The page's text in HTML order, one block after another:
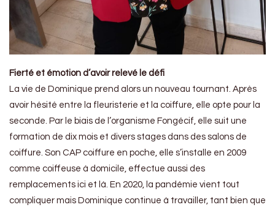
Fierté et émotion d’avoir relevé le défi
La vie de Dominique prend alors un nouveau tournant. Après
avoir hésité entre la fleuristerie et la coiffure, elle opte pour la
seconde. Par le biais de l’organisme Fongécif, elle suit une
formation de dix mois et divers stages dans des salons de
coiffure. Son CAP coiffure en poche, elle s’installe en 2009
comme coiffeuse à domicile, effectue aussi des
remplacements ici et là. En 2020, la pandémie vient tout
compliquer mais Dominique continue à travailler, tant bien que